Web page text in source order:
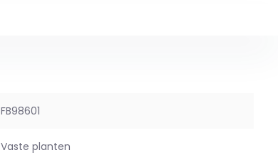
FB98601
Vaste planten